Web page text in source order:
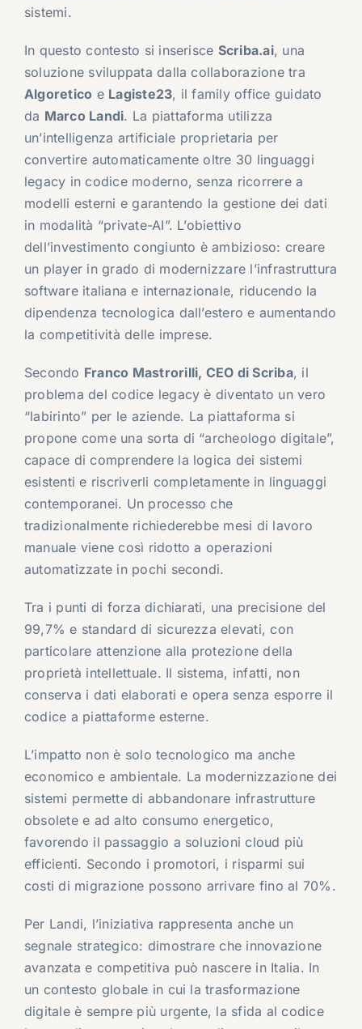
sistemi.
In questo contesto si inserisce Scriba.ai, una
soluzione sviluppata dalla collaborazione tra
Algoretico e Lagiste23, il family office guidato
da Marco Landi. La piattaforma utilizza
un’intelligenza artificiale proprietaria per
convertire automaticamente oltre 30 linguaggi
legacy in codice moderno, senza ricorrere a
modelli esterni e garantendo la gestione dei dati
in modalità “private-AI”. L’obiettivo
dell’investimento congiunto è ambizioso: creare
un player in grado di modernizzare l’infrastruttura
software italiana e internazionale, riducendo la
dipendenza tecnologica dall’estero e aumentando
la competitività delle imprese.
Secondo Franco Mastrorilli, CEO di Scriba, il
problema del codice legacy è diventato un vero
“labirinto” per le aziende. La piattaforma si
propone come una sorta di “archeologo digitale”,
capace di comprendere la logica dei sistemi
esistenti e riscriverli completamente in linguaggi
contemporanei. Un processo che
tradizionalmente richiederebbe mesi di lavoro
manuale viene così ridotto a operazioni
automatizzate in pochi secondi.
Tra i punti di forza dichiarati, una precisione del
99,7% e standard di sicurezza elevati, con
particolare attenzione alla protezione della
proprietà intellettuale. Il sistema, infatti, non
conserva i dati elaborati e opera senza esporre il
codice a piattaforme esterne.
L’impatto non è solo tecnologico ma anche
economico e ambientale. La modernizzazione dei
sistemi permette di abbandonare infrastrutture
obsolete e ad alto consumo energetico,
favorendo il passaggio a soluzioni cloud più
efficienti. Secondo i promotori, i risparmi sui
costi di migrazione possono arrivare fino al 70%.
Per Landi, l’iniziativa rappresenta anche un
segnale strategico: dimostrare che innovazione
avanzata e competitiva può nascere in Italia. In
un contesto globale in cui la trasformazione
digitale è sempre più urgente, la sfida al codice